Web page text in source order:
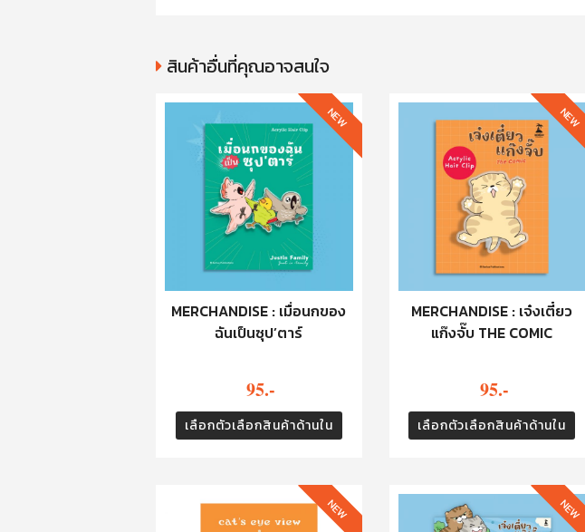
สินค้าอื่นที่คุณอาจสนใจ
MERCHANDISE : เมื่อนกของ
ฉันเป็นซุป’ตาร์
95.-
เลือกตัวเลือกสินค้าด้านใน
NEW
MERCHANDISE : เจ๋งเตี๋ยว
แก๊งจั๊บ THE COMIC
95.-
เลือกตัวเลือกสินค้าด้านใน
NEW
NEW NEW